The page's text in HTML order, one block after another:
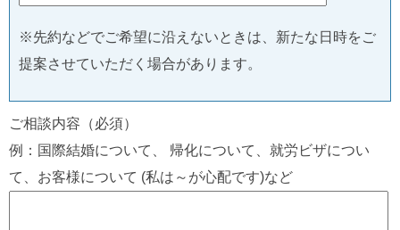
※先約などでご希望に沿えないときは、新たな日時をご
提案させていただく場合があります。
ご相談内容（必須）
例：国際結婚について、 帰化について、就労ビザについ
て、お客様について (私は～が心配です)など